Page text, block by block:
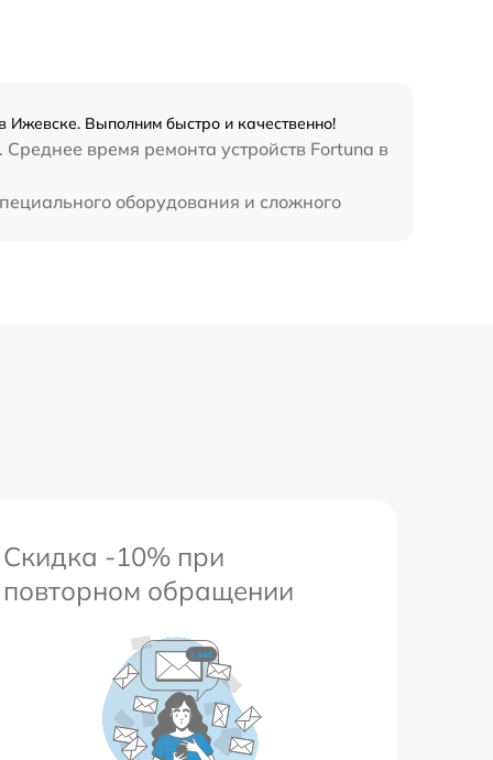
Ижевске. Выполним быстро и качественно!
время ремонта устройств Fortuna в
оборудования и сложного
Скидка -10% при
повторном обращении